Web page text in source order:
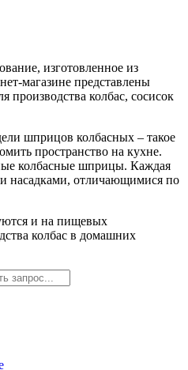
изготовленное из
магазине представлены
производства колбас, сосисок
шприцов колбасных – такое
пространство на кухне.
колбасные шприцы. Каждая
насадками, отличающимися по
и на пищевых
колбас в домашних